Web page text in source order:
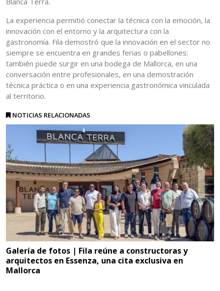
La experiencia permitió conectar la técnica con la emoción, la
innovación con el entorno y la arquitectura con la
gastronomía. Fila demostró que la innovación en el sector no
siempre se encuentra en grandes ferias o pabellones:
también puede surgir en una bodega de Mallorca, en una
conversación entre profesionales, en una demostración
técnica práctica o en una experiencia gastronómica vinculada
al territorio.
NOTICIAS RELACIONADAS
Galería de fotos | Fila reúne a constructoras y
arquitectos en Essenza, una cita exclusiva en
Mallorca